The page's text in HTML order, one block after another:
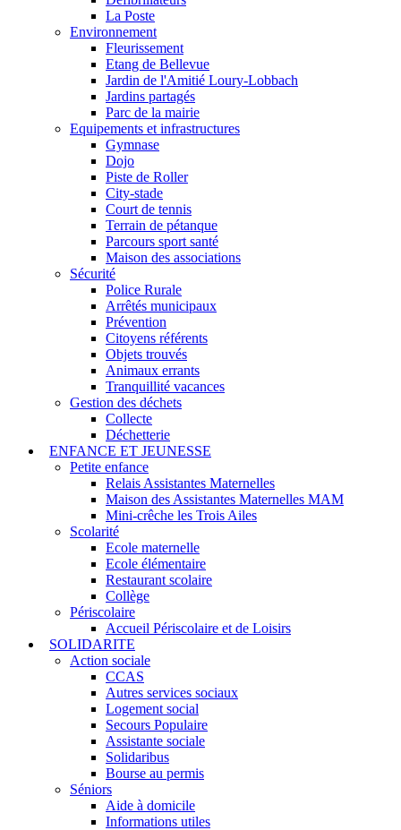
La Poste
Environnement
Fleurissement
Etang de Bellevue
Jardin de l'Amitié Loury-Lobbach
Jardins partagés
Parc de la mairie
Equipements et infrastructures
Gymnase
Dojo
Piste de Roller
City-stade
Court de tennis
Terrain de pétanque
Parcours sport santé
Maison des associations
Sécurité
Police Rurale
Arrêtés municipaux
Prévention
Citoyens référents
Objets trouvés
Animaux errants
Tranquillité vacances
Gestion des déchets
Collecte
Déchetterie
ENFANCE ET JEUNESSE
Petite enfance
Relais Assistantes Maternelles
Maison des Assistantes Maternelles MAM
Mini-crêche les Trois Ailes
Scolarité
Ecole maternelle
Ecole élémentaire
Restaurant scolaire
Collège
Périscolaire
Accueil Périscolaire et de Loisirs
SOLIDARITE
Action sociale
CCAS
Autres services sociaux
Logement social
Secours Populaire
Assistante sociale
Solidaribus
Bourse au permis
Séniors
Aide à domicile
Informations utiles